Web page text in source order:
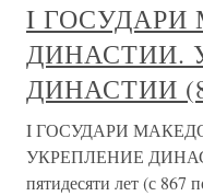
I ГОСУДАРИ
ДИНАСТИИ.
ДИНАСТИИ
I ГОСУДАРИ
УКРЕПЛЕНИЕ
пятидесяти лет (с 867